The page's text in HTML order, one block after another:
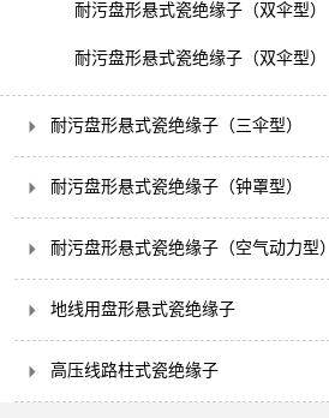
耐污盘形悬式瓷绝缘子（双伞型）
耐污盘形悬式瓷绝缘子（双伞型）
耐污盘形悬式瓷绝缘子（三伞型）
耐污盘形悬式瓷绝缘子（钟罩型）
耐污盘形悬式瓷绝缘子（空气动力型）
地线用盘形悬式瓷绝缘子
高压线路柱式瓷绝缘子